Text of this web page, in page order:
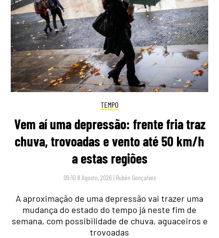
TEMPO
Vem aí uma depressão: frente fria traz
chuva, trovoadas e vento até 50 km/h
a estas regiões
09:10 8 Agosto, 2026 | Rubén Gonçalves
A aproximação de uma depressão vai trazer uma
mudança do estado do tempo já neste fim de
semana, com possibilidade de chuva, aguaceiros e
trovoadas